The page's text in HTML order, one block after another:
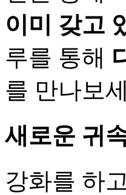
이미 갖고
루를 통해
를 만나보
새로운 귀
강화를 하